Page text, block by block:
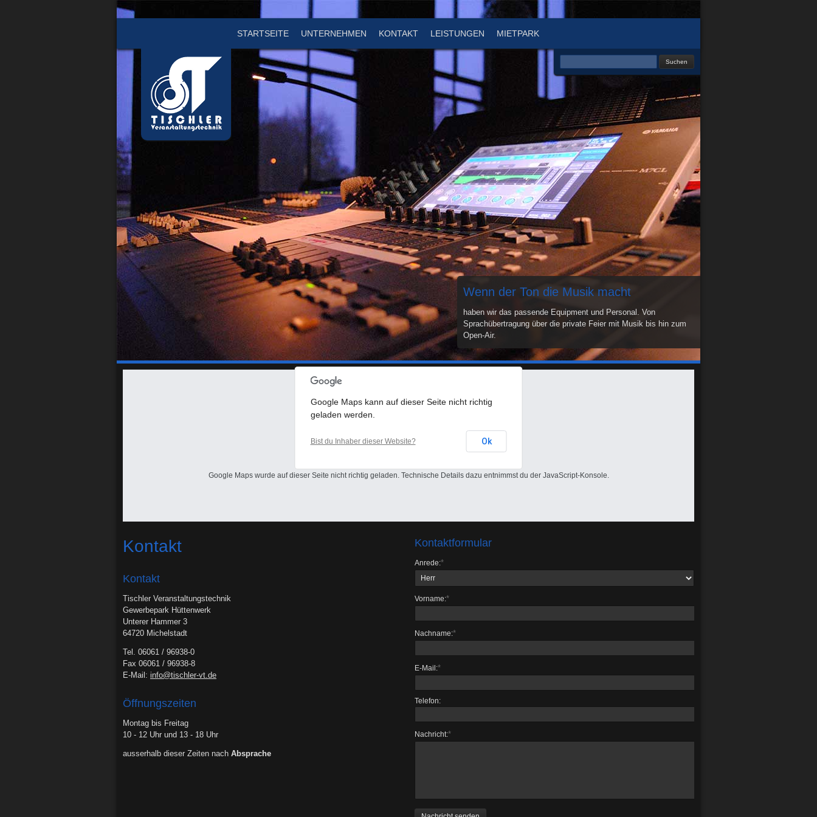
STARTSEITE UNTERNEHMEN KONTAKT LEISTUNGEN MIETPARK
Tischler Veranstaltungstechnik
Einzellösungen für Veranstaltungen aller Art. Ob Konzert, Open
Air, Messe, Theater, oder Präsentation wir sind da, wo Sie uns
brauchen.
Wenn der Ton die Musik macht
haben wir das passende Equipment und Personal. Von
Sprachübertragung über die private Feier mit Musik bis hin zum
Open-Air.
Hoppla! Ein Fehler ist aufgetreten.
Google Maps wurde auf dieser Seite nicht richtig geladen. Technische Details dazu entnimmst du der JavaScript-Konsole.
Google Maps kann auf dieser Seite nicht richtig
geladen werden.
Bist du Inhaber dieser Website? Ok
Kontakt
Kontakt
Tischler Veranstaltungstechnik
Gewerbepark Hüttenwerk
Unterer Hammer 3
64720 Michelstadt
Tel. 06061 / 96938-0
Fax 06061 / 96938-8
E-Mail: info@tischler-vt.de
Öffnungszeiten
Montag bis Freitag
10 - 12 Uhr und 13 - 18 Uhr
ausserhalb dieser Zeiten nach Absprache
Kontaktformular
Anrede:*
Vorname:*
Nachname:*
E-Mail:*
Telefon:
Nachricht:*